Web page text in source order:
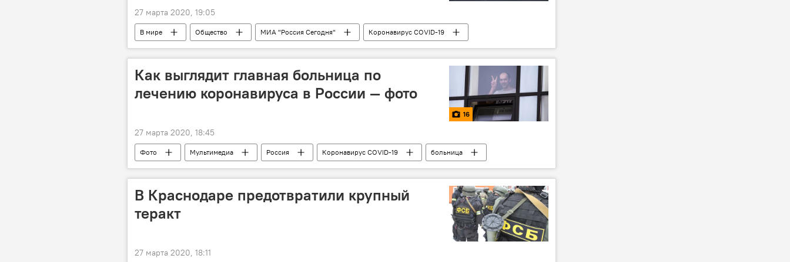
27 марта 2020, 19:05
В мире Общество МИА "Россия Сегодня" Коронавирус COVID-19
Как выглядит главная больница по
лечению коронавируса в России — фото
16
27 марта 2020, 18:45
Фото Мультимедиа Россия Коронавирус COVID-19
больница
Москва
здоровье
В Краснодаре предотвратили крупный
теракт
27 марта 2020, 18:11